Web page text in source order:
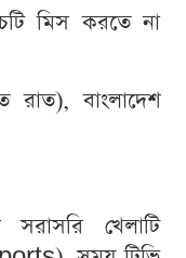
মিস করতে না
বাংলাদেশ
সরাসরি খেলাটি